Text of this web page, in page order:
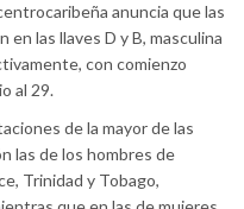
anuncia que las
en las llaves D y B, masculina
con comienzo
al 29.
de la mayor de las
las de los hombres de
Trinidad y Tobago,